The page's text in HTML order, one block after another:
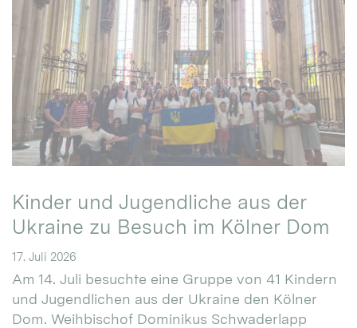
Kinder und Jugendliche aus der
Ukraine zu Besuch im Kölner Dom
17. Juli 2026
Am 14. Juli besuchte eine Gruppe von 41 Kindern
und Jugendlichen aus der Ukraine den Kölner
Dom. Weihbischof Dominikus Schwaderlapp